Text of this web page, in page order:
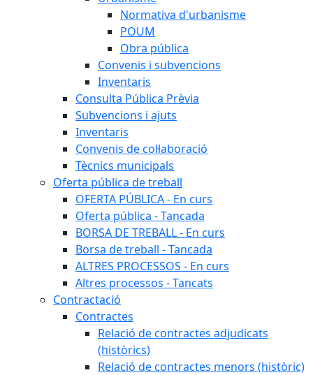
Normativa d'urbanisme
POUM
Obra pública
Convenis i subvencions
Inventaris
Consulta Pública Prèvia
Subvencions i ajuts
Inventaris
Convenis de col·laboració
Tècnics municipals
Oferta pública de treball
OFERTA PÚBLICA - En curs
Oferta pública - Tancada
BORSA DE TREBALL - En curs
Borsa de treball - Tancada
ALTRES PROCESSOS - En curs
Altres processos - Tancats
Contractació
Contractes
Relació de contractes adjudicats
(històrics)
Relació de contractes menors (històric)